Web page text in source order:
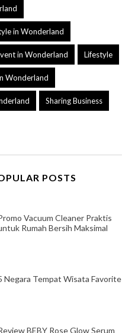
in Wonderland
in Wonderland Lifestyle
Wonderland
Sharing Business
POSTS
Vacuum Cleaner Praktis
Rumah Bersih Maksimal
Negara Tempat Wisata Favorite
BEBY Rose Glow Serum